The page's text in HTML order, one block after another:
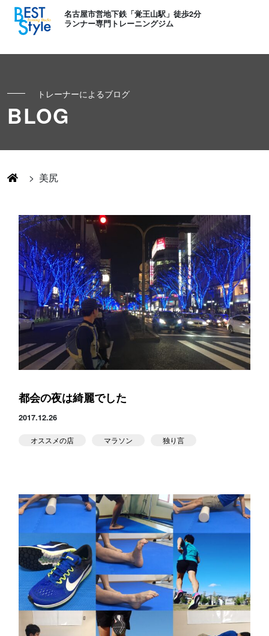
名古屋市営地下鉄「覚王山駅」徒歩2分
ランナー専門トレーニングジム
初めての方へ
お客様の声
よくある質問
足育
Runner's パーソナル
Runner's コーチング
Runner's ピラティス
キッズ・かけっこ
ボディメイク
お知らせ
堀江のブログ
NEWS
スタジオ公式
KIDSかけっこ
アクセス 問い合せ
体験予約する
トレーナーによるブログ
BLOG
> 美尻
都会の夜は綺麗でした
2017.12.26
オススメの店 マラソン 独り言